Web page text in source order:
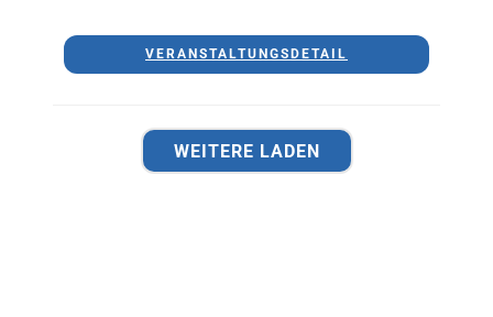
VERANSTALTUNGSDETAIL
WEITERE LADEN